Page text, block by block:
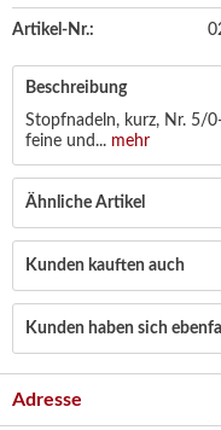
Artikel-Nr.:
Beschreibung
Stopfnadeln, kurz, Nr. 5/
feine und... mehr
Ähnliche Artikel
Kunden kauften auch
Kunden haben sich
Adresse